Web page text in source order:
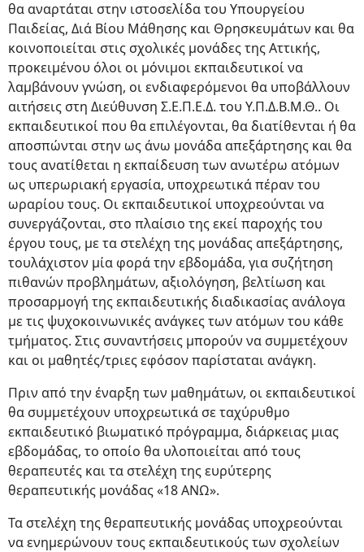
θα αναρτάται στην ιστοσελίδα του Υπουργείου
Παιδείας, Διά Βίου Μάθησης και Θρησκευμάτων και θα
κοινοποιείται στις σχολικές μονάδες της Αττικής,
προκειμένου όλοι οι μόνιμοι εκπαιδευτικοί να
λαμβάνουν γνώση, οι ενδιαφερόμενοι θα υποβάλλουν
αιτήσεις στη Διεύθυνση Σ.Ε.Π.Ε.Δ. του Υ.Π.Δ.Β.Μ.Θ.. Οι
εκπαιδευτικοί που θα επιλέγονται, θα διατίθενται ή θα
αποσπώνται στην ως άνω μονάδα απεξάρτησης και θα
τους ανατίθεται η εκπαίδευση των ανωτέρω ατόμων
ως υπερωριακή εργασία, υποχρεωτικά πέραν του
ωραρίου τους. Οι εκπαιδευτικοί υποχρεούνται να
συνεργάζονται, στο πλαίσιο της εκεί παροχής του
έργου τους, με τα στελέχη της μονάδας απεξάρτησης,
τουλάχιστον μία φορά την εβδομάδα, για συζήτηση
πιθανών προβλημάτων, αξιολόγηση, βελτίωση και
προσαρμογή της εκπαιδευτικής διαδικασίας ανάλογα
με τις ψυχοκοινωνικές ανάγκες των ατόμων του κάθε
τμήματος. Στις συναντήσεις μπορούν να συμμετέχουν
και οι μαθητές/τριες εφόσον παρίσταται ανάγκη.
Πριν από την έναρξη των μαθημάτων, οι εκπαιδευτικοί
θα συμμετέχουν υποχρεωτικά σε ταχύρυθμο
εκπαιδευτικό βιωματικό πρόγραμμα, διάρκειας μιας
εβδομάδας, το οποίο θα υλοποιείται από τους
θεραπευτές και τα στελέχη της ευρύτερης
θεραπευτικής μονάδας «18 ΑΝΩ».
Τα στελέχη της θεραπευτικής μονάδας υποχρεούνται
να ενημερώνουν τους εκπαιδευτικούς των σχολείων